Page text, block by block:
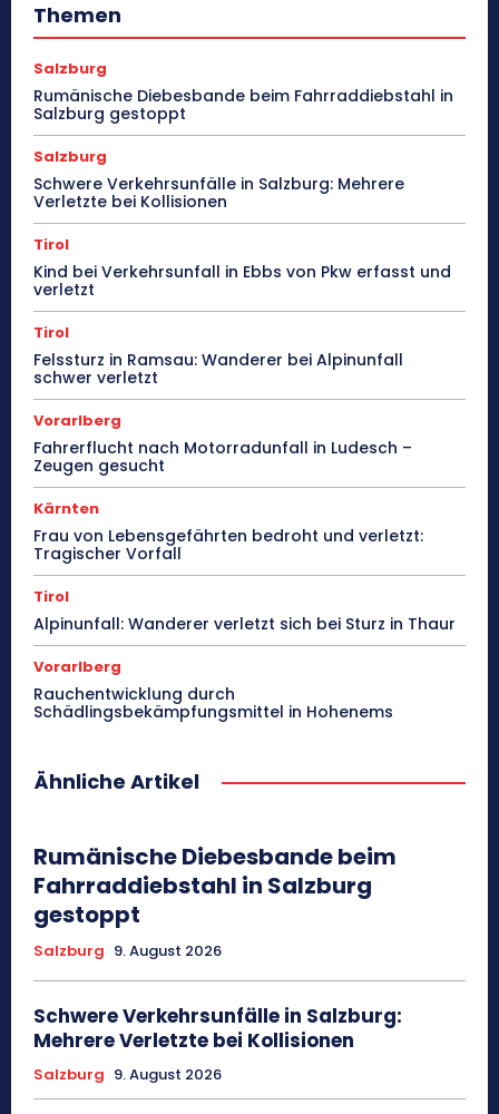
Themen
Salzburg
Rumänische Diebesbande beim Fahrraddiebstahl in
Salzburg gestoppt
Salzburg
Schwere Verkehrsunfälle in Salzburg: Mehrere
Verletzte bei Kollisionen
Tirol
Kind bei Verkehrsunfall in Ebbs von Pkw erfasst und
verletzt
Tirol
Felssturz in Ramsau: Wanderer bei Alpinunfall
schwer verletzt
Vorarlberg
Fahrerflucht nach Motorradunfall in Ludesch –
Zeugen gesucht
Kärnten
Frau von Lebensgefährten bedroht und verletzt:
Tragischer Vorfall
Tirol
Alpinunfall: Wanderer verletzt sich bei Sturz in Thaur
Vorarlberg
Rauchentwicklung durch
Schädlingsbekämpfungsmittel in Hohenems
Ähnliche Artikel
Rumänische Diebesbande beim
Fahrraddiebstahl in Salzburg
gestoppt
Salzburg 9. August 2026
Schwere Verkehrsunfälle in Salzburg:
Mehrere Verletzte bei Kollisionen
Salzburg 9. August 2026